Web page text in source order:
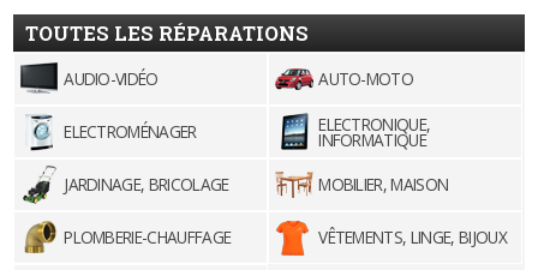
TOUTES LES RÉPARATIONS
AUDIO-VIDÉO AUTO-MOTO
ELECTROMÉNAGER ELECTRONIQUE,
INFORMATIQUE
JARDINAGE, BRICOLAGE
MOBILIER, MAISON
PLOMBERIE-CHAUFFAGE VÊTEMENTS, LINGE, BIJOUX